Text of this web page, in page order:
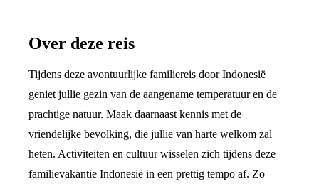
Over deze reis
Tijdens deze avontuurlijke familiereis door Indonesië
geniet jullie gezin van de aangename temperatuur en de
prachtige natuur. Maak daarnaast kennis met de
vriendelijke bevolking, die jullie van harte welkom zal
heten. Activiteiten en cultuur wisselen zich tijdens deze
familievakantie Indonesië in een prettig tempo af. Zo